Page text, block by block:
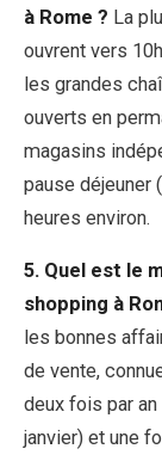
à Rome ? La
ouvrent vers
les grandes
ouverts en
magasins
pause déjeuner (
heures environ.
5. Quel est le
shopping à
les bonnes
de vente,
deux fois par
janvier) et une